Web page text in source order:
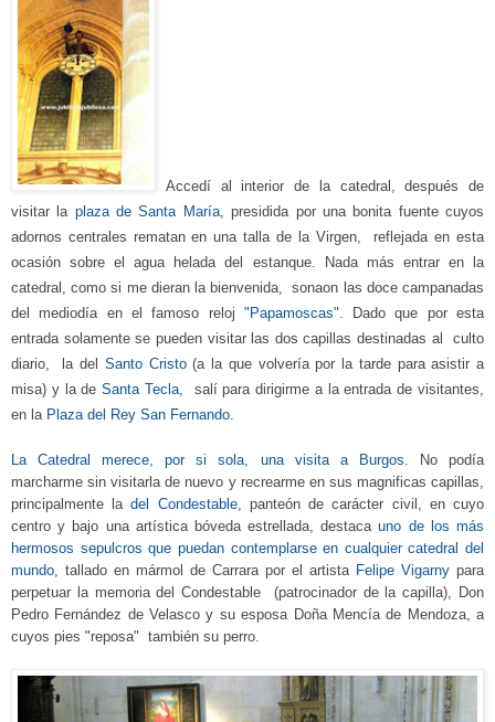
Accedí al interior de la catedral, después de
visitar la plaza de Santa María, presidida por una bonita fuente cuyos
adornos centrales rematan enuna talla de la Virgen, reflejada en esta
ocasión sobre el agua helada del estanque.
Nada más entraren la
catedral, como si me dieran la bienvenida, sonaon las doce campanadas
del mediodía en el famoso reloj "Papamoscas". Dado que por esta
entrada solamente se pueden visitar las dos capillas destinadas al culto
diario, la del Santo Cristo(a la que volvería por la tarde para asistir a
misa) y la deSanta Tecla, salíparadirigirme a la entrada de visitantes,
en la Plaza del Rey San Fernando.
La Catedral merece, por si sola, una visita a Burgos.
No podía
marcharme sin visitarla de nuevo y recrearme en sus magnificas capillas,
principalmente la de Condestable, panteón de carácter civil, en cuyo
centro y bajo una artística bóveda estrellada, destacauno de los más
hermosos sepulcros que puedan contemplarse en cualquier catedral del
mundo, tallado en mármol de Carrara por el artista Felipe Vigarny para
perpetuar la memoria del Condestable (patrocinador de la capilla), Don
Pedro Fernández de Velasco y su esposa Doña Mencía de Mendoza,a
cuyos pies "reposa" también su perro.